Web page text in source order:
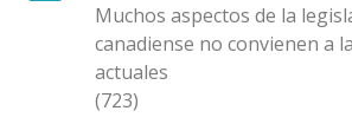
Muchos aspectos de la
canadiense no convienen a
actuales
(723)